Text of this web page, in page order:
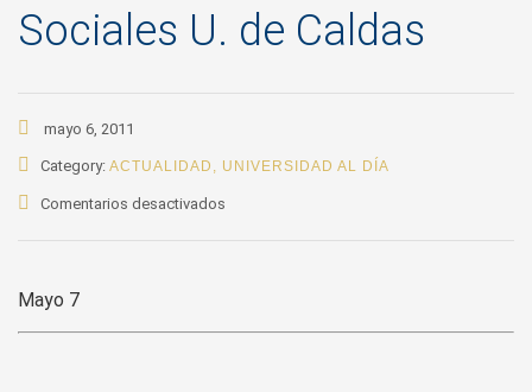
Sociales U. de Caldas
mayo 6, 2011
Category: ACTUALIDAD , UNIVERSIDAD AL DÍA
Comentarios desactivados
Maestría
Mayo 7